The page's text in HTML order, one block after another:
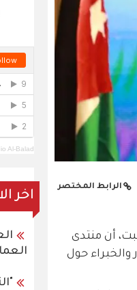
الرابط المختصر
أن منتدى
والخبراء حول
Al-Balad
اخر